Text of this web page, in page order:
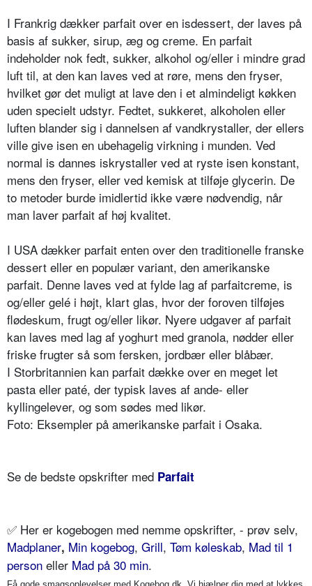
I Frankrig dækker parfait over en isdessert, der laves på
basis af sukker, sirup, æg og creme. En parfait
indeholder nok fedt, sukker, alkohol og/eller i mindre grad
luft til, at den kan laves ved at røre, mens den fryser,
hvilket gør det muligt at lave den i et almindeligt køkken
uden specielt udstyr. Fedtet, sukkeret, alkoholen eller
luften blander sig i dannelsen af vandkrystaller, der ellers
ville give isen en ubehagelig virkning i munden. Ved
normal is dannes iskrystaller ved at ryste isen konstant,
mens den fryser, eller ved kemisk at tilføje glycerin. De
to metoder burde imidlertid ikke være nødvendig, når
man laver parfait af høj kvalitet.
I USA dækker parfait enten over den traditionelle franske
dessert eller en populær variant, den amerikanske
parfait. Denne laves ved at fylde lag af parfaitcreme, is
og/eller gelé i højt, klart glas, hvor der foroven tilføjes
flødeskum, frugt og/eller likør. Nyere udgaver af parfait
kan laves med lag af yoghurt med granola, nødder eller
friske frugter så som fersken, jordbær eller blåbær.
I Storbritannien kan parfait dække over en meget let
pasta eller paté, der typisk laves af ande- eller
kyllingelever, og som sødes med likør.
Foto: Eksempler på amerikanske parfait i Osaka.
Se de bedste opskrifter med Parfait
✅ Her er kogebogen med nemme opskrifter, - prøv selv,
Madplaner, Min kogebog, Grill, Tøm køleskab, Mad til 1
person eller Mad på 30 min.